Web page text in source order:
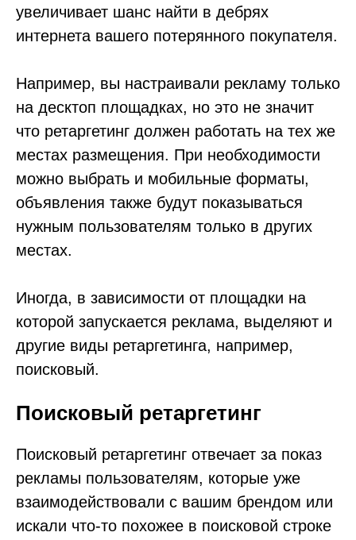
увеличивает шанс найти в дебрях
интернета вашего потерянного покупателя.
Например, вы настраивали рекламу только
на десктоп площадках, но это не значит
что ретаргетинг должен работать на тех же
местах размещения. При необходимости
можно выбрать и мобильные форматы,
объявления также будут показываться
нужным пользователям только в других
местах.
Иногда, в зависимости от площадки на
которой запускается реклама, выделяют и
другие виды ретаргетинга, например,
поисковый.
Поисковый ретаргетинг
Поисковый ретаргетинг отвечает за показ
рекламы пользователям, которые уже
взаимодействовали с вашим брендом или
искали что-то похожее в поисковой строке